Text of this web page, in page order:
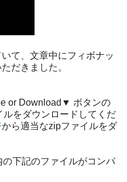
て、文章中にフィボナッ
だきました。
or Download▼ ボタンの
をダウンロードしてくだ
から適当なzipファイルをダ
下記のファイルがコンパ